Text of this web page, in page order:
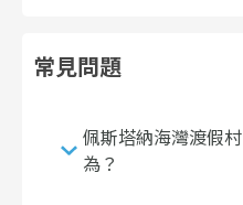
常見問題
佩斯塔納海灣渡假
為？